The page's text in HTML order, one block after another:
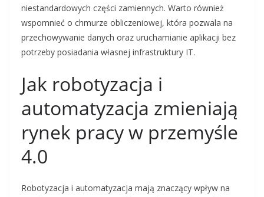
niestandardowych części zamiennych. Warto również
wspomnieć o chmurze obliczeniowej, która pozwala na
przechowywanie danych oraz uruchamianie aplikacji bez
potrzeby posiadania własnej infrastruktury IT.
Jak robotyzacja i
automatyzacja zmieniają
rynek pracy w przemyśle
4.0
Robotyzacja i automatyzacja mają znaczący wpływ na